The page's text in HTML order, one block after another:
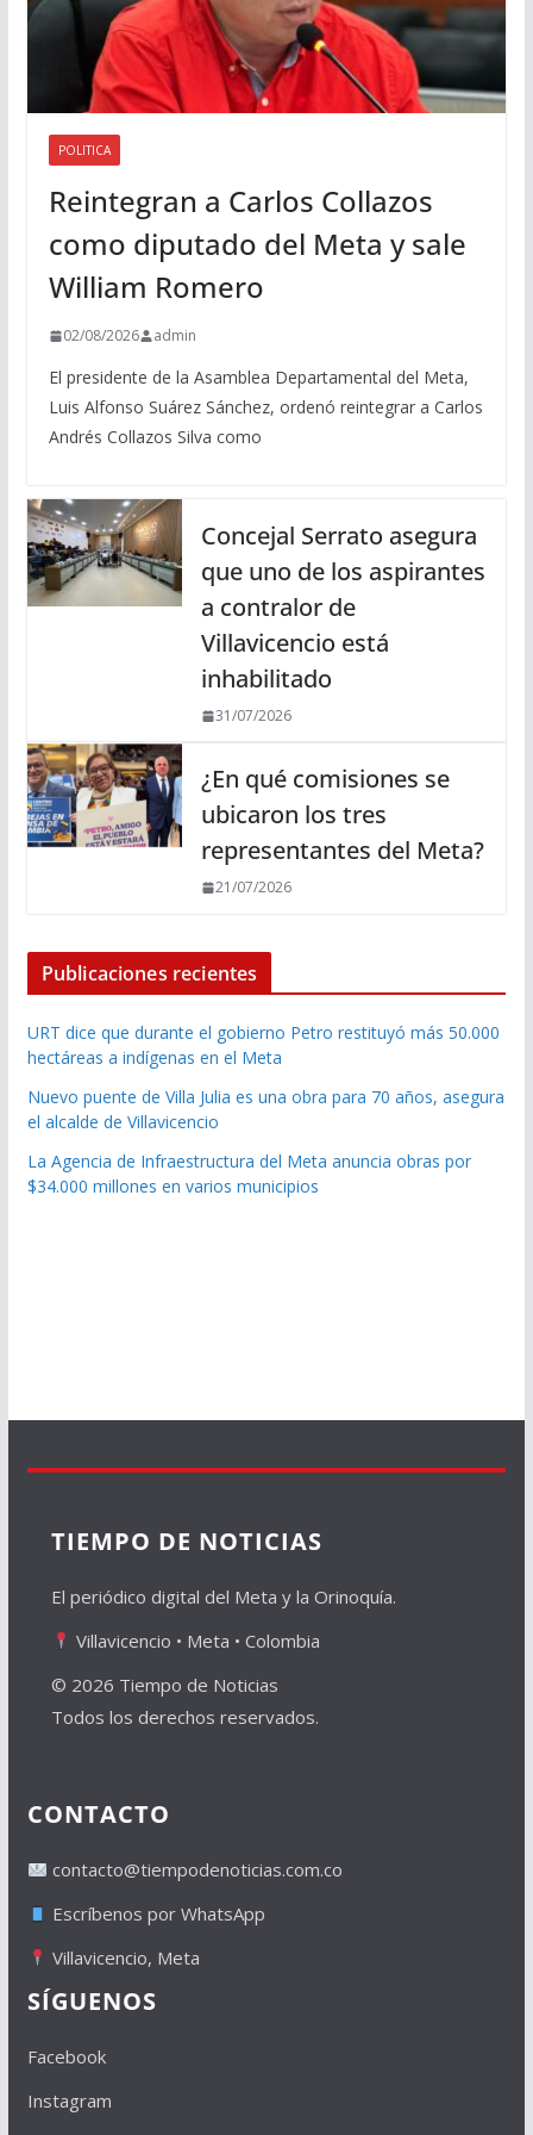
POLITICA
Reintegran a Carlos Collazos
como diputado del Meta y sale
William Romero
02/08/2026 admin
El presidente de la Asamblea Departamental del Meta,
Luis Alfonso Suárez Sánchez, ordenó reintegrar a Carlos
Andrés Collazos Silva como
Concejal Serrato asegura
que uno de los aspirantes
a contralor de
Villavicencio está
inhabilitado
31/07/2026
¿En qué comisiones se
ubicaron los tres
representantes del Meta?
21/07/2026
Publicaciones recientes
URT dice que durante el gobierno Petro restituyó más 50.000
hectáreas a indígenas en el Meta
Nuevo puente de Villa Julia es una obra para 70 años, asegura
el alcalde de Villavicencio
La Agencia de Infraestructura del Meta anuncia obras por
$34.000 millones en varios municipios
TIEMPO DE NOTICIAS
El periódico digital del Meta y la Orinoquía.
Villavicencio • Meta • Colombia
© 2026 Tiempo de Noticias
Todos los derechos reservados.
CONTACTO
contacto@tiempodenoticias.com.co
Escríbenos por WhatsApp
Villavicencio, Meta
SÍGUENOS
Facebook
Instagram